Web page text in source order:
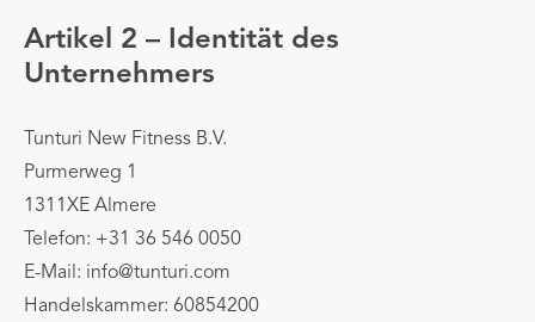
Artikel 2 – Identität des
Unternehmers
Tunturi New Fitness B.V.
Purmerweg 1
1311XE Almere
Telefon: +31 36 546 0050
E-Mail: info@tunturi.com
Handelskammer: 60854200